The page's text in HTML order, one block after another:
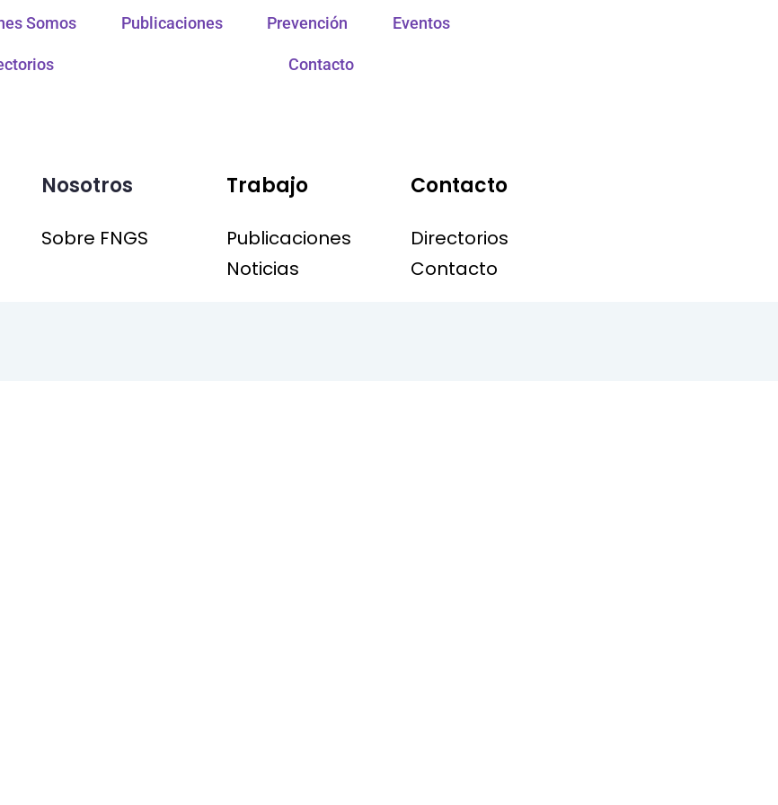
Somos Publicaciones Prevención Eventos
Contacto
Nosotros
Sobre FNGS
Trabajo
Publicaciones
Noticias
Contacto
Directorios
Contacto